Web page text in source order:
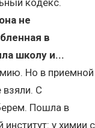
кодекс.
не
в
школу и...
Но в приемной
С
Пошла в
у химии с